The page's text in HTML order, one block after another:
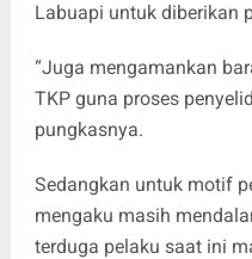
Labuapi untuk diberikan
“Juga mengamankan
TKP guna proses
pungkasnya.
Sedangkan untuk motif
mengaku masih
terduga pelaku saat ini